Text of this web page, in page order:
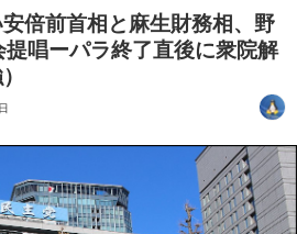
倍前首相と麻生財務相、野
唱ーパラ終了直後に衆院解